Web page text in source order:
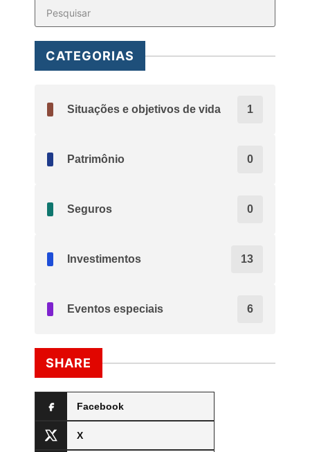
CATEGORIAS
Situações e objetivos de vida 1
Patrimônio 0
Seguros 0
Investimentos 13
Eventos especiais 6
SHARE
Facebook
X